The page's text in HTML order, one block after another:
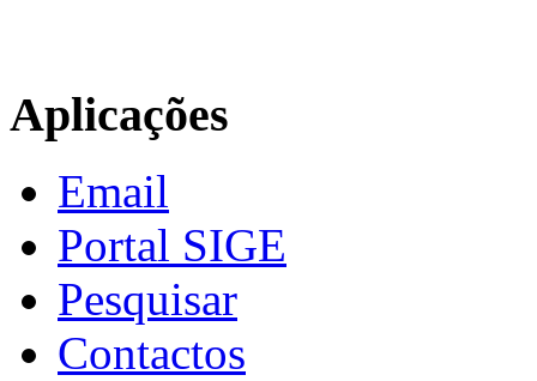
Aplicações
Email
Portal SIGE
Pesquisar
Contactos